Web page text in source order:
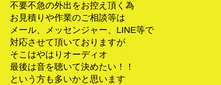
不要不急の外出をお控え頂く為
お見積りや作業のご相談等は
メール、メッセンジャー、LINE等で
対応させて頂いておりますが
そこはやはりオーディオ
最後は音を聴いて決めたい！！
という方も多いかと思います